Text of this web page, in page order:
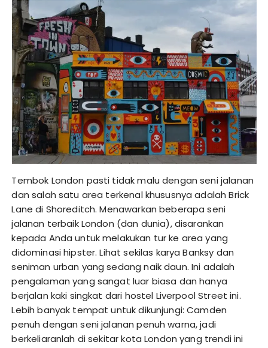
Tembok London pasti tidak malu dengan seni jalanan
dan salah satu area terkenal khususnya adalah Brick
Lane di Shoreditch. Menawarkan beberapa seni
jalanan terbaik London (dan dunia), disarankan
kepada Anda untuk melakukan tur ke area yang
didominasi hipster. Lihat sekilas karya Banksy dan
seniman urban yang sedang naik daun. Ini adalah
pengalaman yang sangat luar biasa dan hanya
berjalan kaki singkat dari hostel Liverpool Street ini.
Lebih banyak tempat untuk dikunjungi: Camden
penuh dengan seni jalanan penuh warna, jadi
berkeliaranlah di sekitar kota London yang trendi ini